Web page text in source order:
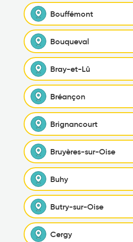
Bouffémont
Bouqueval
Bray-et-Lû
Bréançon
Brignancourt
Bruyères-sur-Oise
Buhy
Butry-sur-Oise
Cergy